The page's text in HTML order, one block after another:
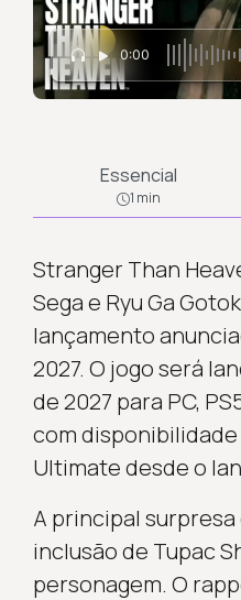
0:00
Essencial
1 min
Stranger Than
Sega e Ryu Ga
lançamento
2027. O jogo será
de 2027 para PC,
com disponibilidade
Ultimate desde o
A principal
inclusão de Tupac
personagem. O